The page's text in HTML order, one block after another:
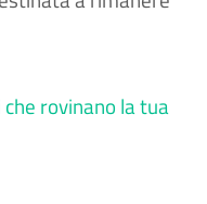
rovinano la tua